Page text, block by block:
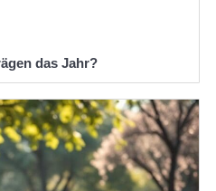
das Jahr?